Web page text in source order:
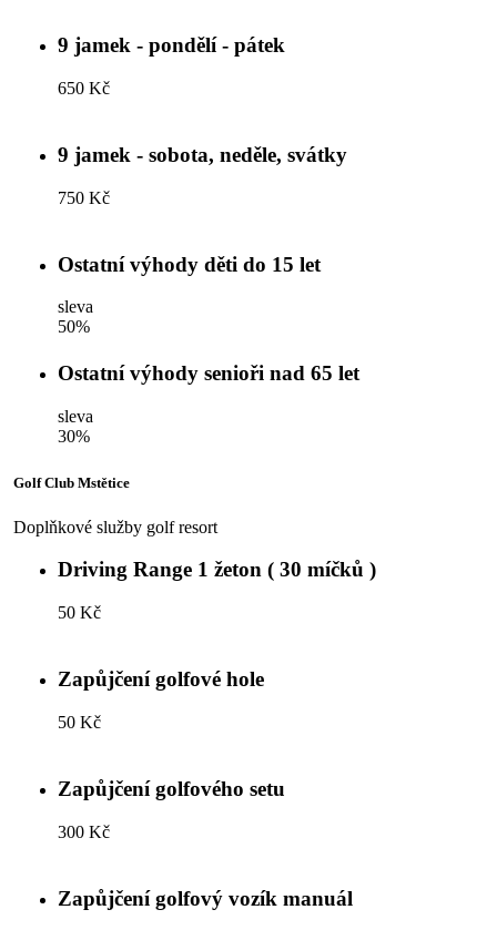
9 jamek - pondělí - pátek
650 Kč
9 jamek - sobota, neděle, svátky
750 Kč
Ostatní výhody děti do 15 let
sleva
50%
Ostatní výhody senioři nad 65 let
sleva
30%
Golf Club Mstětice
Doplňkové služby golf resort
Driving Range 1 žeton ( 30 míčků )
50 Kč
Zapůjčení golfové hole
50 Kč
Zapůjčení golfového setu
300 Kč
Zapůjčení golfový vozík manuál